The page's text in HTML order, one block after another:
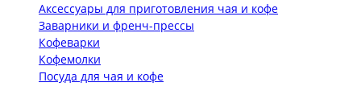
Аксессуары для приготовления чая и кофе
Заварники и френч-прессы
Кофеварки
Кофемолки
Посуда для чая и кофе